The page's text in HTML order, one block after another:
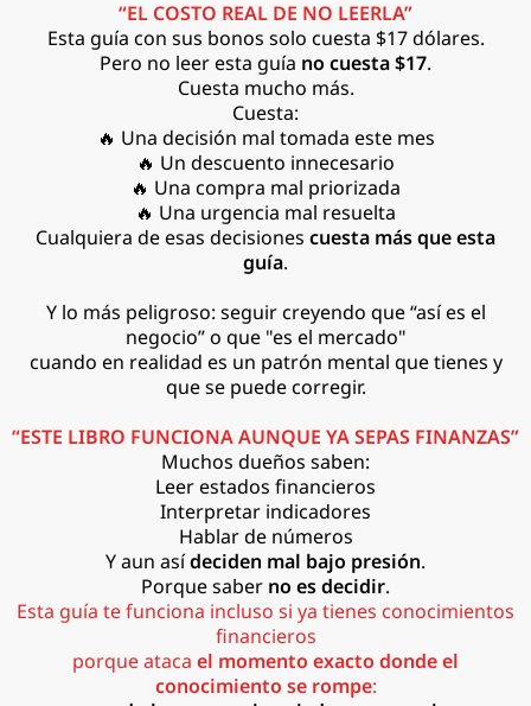
“EL COSTO REAL DE NO LEERLA”
Esta guía con sus bonos solo cuesta $17 dólares.
Pero no leer esta guía no cuesta $17.
Cuesta mucho más.
Cuesta:
🔥 Una decisión mal tomada este mes
🔥 Un descuento innecesario
🔥 Una compra mal priorizada
🔥 Una urgencia mal resuelta
Cualquiera de esas decisiones cuesta más que esta
guía.
Y lo más peligroso: seguir creyendo que “así es el
negocio” o que "es el mercado"
cuando en realidad es un patrón mental que tienes y
que se puede corregir.
“ESTE LIBRO FUNCIONA AUNQUE YA SEPAS FINANZAS”
Muchos dueños saben:
Leer estados financieros
Interpretar indicadores
Hablar de números
Y aun asídeciden mal bajo presión.
Porque saber no es decidir.
Esta guía te funciona incluso si ya tienes conocimientos
financieros
porque ataca el momento exacto donde el
conocimiento se rompe: